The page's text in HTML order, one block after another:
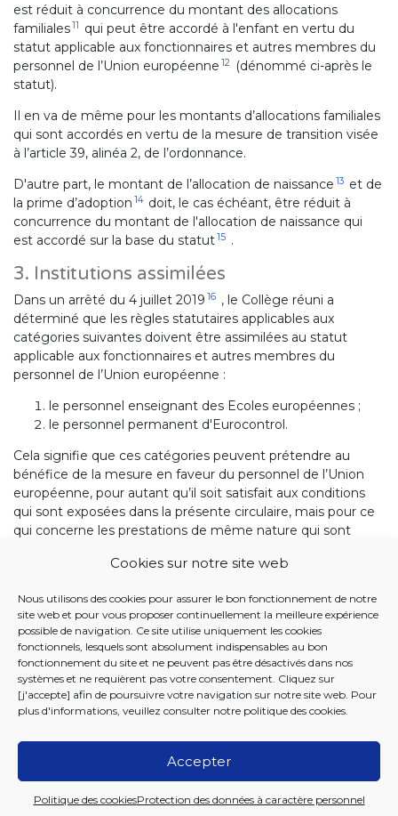
Cookies sur notre site web
Nous utilisons des cookies pour assurer le bon fonctionnement de notre
site web et pour vous proposer continuellement la meilleure expérience
possible de navigation. Ce site utilise uniquement les cookies
fonctionnels, lesquels sont absolument indispensables au bon
fonctionnement du site et ne peuvent pas être désactivés dans nos
systèmes et ne requièrent pas votre consentement. Cliquez sur
[j'accepte] afin de poursuivre votre navigation sur notre site web. Pour
plus d'informations, veuillez consulter notre politique des cookies.
Accepter
Politique des cookiesProtection des données à caractère personnel
est réduit à concurrence du montant des allocations
familiales11
qui peut être accordé à l'enfant en vertu du
statut applicable aux fonctionnaires et autres membres du
personnel de l’Union européenne 12
(dénommé ci-après le
statut).
Il en va de même pour les montants d’allocations familiales
qui sont accordés en vertu de la mesure de transition visée
à l’article 39, alinéa 2, de l’ordonnance.
D'autre part, le montant de l’allocation de naissance 13 et de
la prime d’adoption 14 doit, le cas échéant, être réduit à
concurrence du montant de l'allocation de naissance qui
est accordé sur la base du statut15 .
3. Institutions assimilées
Dans un arrêté du 4 juillet 2019 16 , le Collège réuni a
déterminé que les règles statutaires applicables aux
catégories suivantes doivent être assimilées au statut
applicable aux fonctionnaires et autres membres du
personnel de l’Union européenne :
le personnel enseignant des Ecoles européennes ;
le personnel permanent d'Eurocontrol.
Cela signifie que ces catégories peuvent prétendre au
bénéfice de la mesure en faveur du personnel de l’Union
européenne, pour autant qu’il soit satisfait aux conditions
qui sont exposées dans la présente circulaire, mais pour ce
qui concerne les prestations de même nature qui sont
Veuillez agréer, Madame, Monsieur, mes salutations
distinguées.
Tania Dekens
Fonctionnaire dirigeant
2026 Iriscare